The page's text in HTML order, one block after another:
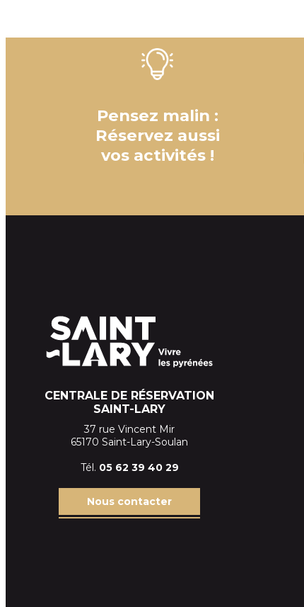
Pensez malin :
Réservez aussi
vos activités !
CENTRALE DE RÉSERVATION
SAINT-LARY
37 rue Vincent Mir
65170 Saint-Lary-Soulan
Tél. 05 62 39 40 29
Nous contacter